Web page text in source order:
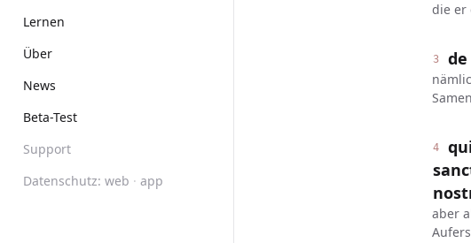
Lernen
Über
News
Beta-Test
Support
Datenschutz: web · app
die er
3
4
aber